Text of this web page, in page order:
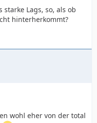
Lags, so, als ob
hinterherkommt?
wohl eher von der total